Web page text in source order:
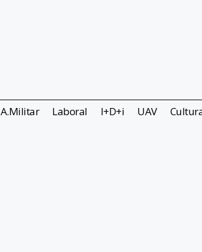
A.Militar Laboral I+D+i UAV